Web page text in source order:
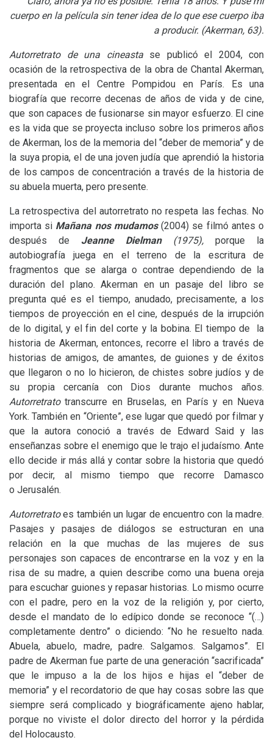
cuerpo en la película sin tener idea de lo que ese cuerpo iba
a producir. (Akerman, 63).
Autorretrato de una cineastase publicó el 2004, con
ocasión de la retrospectiva de la obra de Chantal Akerman,
presentada en el Centre Pompidou en París. Es una
biografía que recorre decenas de años de vida y de cine,
que son capaces de fusionarse sin mayor esfuerzo. El cine
es la vida que se proyecta incluso sobre los primeros años
de Akerman, los de la memoria del “deber de memoria” y de
la suya propia, el de una joven judía que aprendió la historia
de los campos de concentración a través de la historia de
su abuela muerta, pero presente.
La retrospectiva del autorretrato no respeta las fechas. No
importa si Mañana nos mudamos(2004) se filmó antes o
después de Jeanne Dielman(1975), porque la
autobiografía juega en el terreno de la escritura de
fragmentos que se alarga o contrae dependiendo de la
duración del plano. Akerman en un pasaje del libro se
pregunta qué es el tiempo, anudado, precisamente, a los
tiempos de proyección en el cine, después de la irrupción
de lo digital, y el fin del corte y la bobina. El tiempo de la
historia de Akerman, entonces, recorre el libro a través de
historias de amigos, de amantes, de guiones y de éxitos
que llegaron o no lo hicieron, de chistes sobre judíos y de
su propia cercanía con Dios durante muchos años.
Autorretratotranscurre en Bruselas, en París y en Nueva
York. También en “Oriente”, ese lugar que quedó por filmar y
que la autora conoció a través de Edward Said y las
enseñanzas sobre el enemigo que le trajo el judaísmo. Ante
ello decide ir más allá y contar sobre la historia que quedó
por decir, al mismo tiempo que recorre Damasco
o Jerusalén.
Autorretratoes también un lugar de encuentro con la madre.
Pasajes y pasajes de diálogos se estructuran en una
relación en la que muchas de las mujeres de sus
personajes son capaces de encontrarse en la voz y en la
risa de su madre, a quien describe como una buena oreja
para escuchar guiones y repasar historias. Lo mismo ocurre
con el padre, pero en la voz de la religión y, por cierto,
desde el mandato de lo edípico donde se reconoce “(…)
completamente dentro” o diciendo: “No he resuelto nada.
Abuela, abuelo, madre, padre. Salgamos. Salgamos”. El
padre de Akerman fue parte de una generación “sacrificada”
que le impuso a la de los hijos e hijas el “deber de
memoria” y el recordatorio de que hay cosas sobre las que
siempre será complicado y biográficamente ajeno hablar,
porque no viviste el dolor directo del horror y la pérdida
del Holocausto.